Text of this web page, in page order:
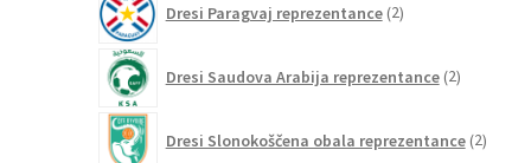
Dresi Paragvaj reprezentance 2izdelka
Dresi Saudova Arabija reprezentance 2izdelka
Dresi Slonokoščena obala reprezentance 2izdelka